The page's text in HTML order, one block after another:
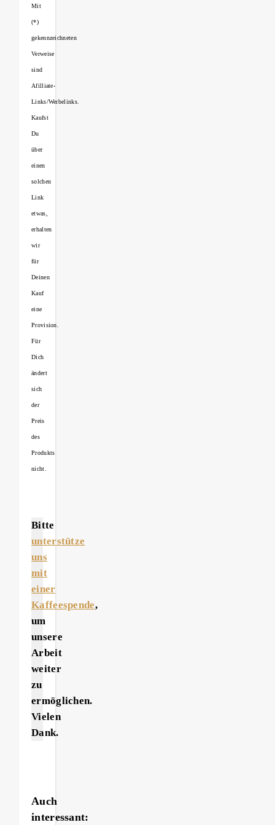
Mit
(*)
gekennzeichneten
Verweise
sind
Afilliate-
Links/Werbelinks.
Kaufst
Du
über
einen
solchen
Link
etwas,
erhalten
wir
für
Deinen
Kauf
eine
Provision.
Für
Dich
ändert
sich
der
Preis
des
Produkts
nicht.
Bitte
unterstütze
uns
mit
einer
Kaffeespende,
um
unsere
Arbeit
weiter
zu
ermöglichen.
Vielen
Dank.
Auch
interessant: